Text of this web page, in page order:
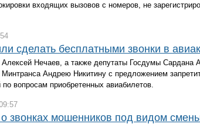
входящих вызовов с номеров, не
сделать бесплатными звонки в
Нечаев, а также депутаты Госдумы Сардана
Андрею Никитину с предложением
вопросам приобретенных авиабилетов.
звонках мошенников под видом